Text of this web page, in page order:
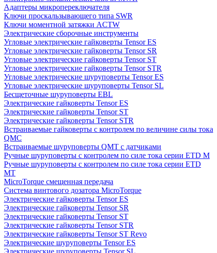
Адаптеры микропереключателя
Ключи проскальзывающего типа SWR
Ключи моментной затяжки ACTW
Электрические сборочные инструменты
Угловые электрические гайковерты Tensor ES
Угловые электрические гайковерты Tensor SR
Угловые электрические гайковерты Tensor ST
Угловые электрические гайковерты Tensor STR
Угловые электрические шуруповерты Tensor ES
Угловые электрические шуруповерты Tensor SL
Бесщеточные шуруповерты EBL
Электрические гайковерты Tensor ES
Электрические гайковерты Tensor ST
Электрические гайковерты Tensor STR
Встраиваемые гайковерты с контролем по величине силы тока
QMC
Встраиваемые шуруповерты QMT с датчиками
Ручные шуруповерты с контролем по силе тока серии ETD M
Ручные шуруповерты с контролем по силе тока серии ETD
MT
MicroTorque смещенная передача
Система винтового дозатора MicroTorque
Электрические гайковерты Tensor ES
Электрические гайковерты Tensor SR
Электрические гайковерты Tensor ST
Электрические гайковерты Tensor STR
Электрические гайковерты Tensor ST Revo
Электрические шуруповерты Tensor ES
Электрические шуруповерты Tensor SL